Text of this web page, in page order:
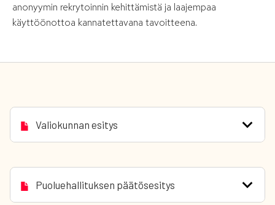
anonyymin rekrytoinnin kehittämistä ja laajempaa
käyttöönottoa kannatettavana tavoitteena.
Valiokunnan esitys
Puoluehallituksen päätösesitys